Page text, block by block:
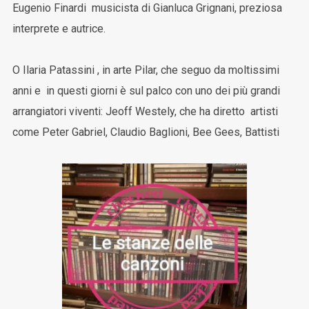
Eugenio Finardi musicista di Gianluca Grignani, preziosa
interprete e autrice.
O Ilaria Patassini , in arte Pilar, che seguo da moltissimi
anni e in questi giorni è sul palco con uno dei più grandi
arrangiatori viventi: Jeoff Westely, che ha diretto artisti
come Peter Gabriel, Claudio Baglioni, Bee Gees, Battisti